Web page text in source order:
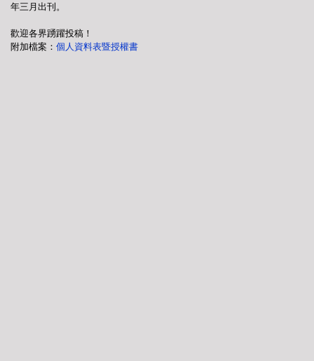
年三月出刊。
歡迎各界踴躍投稿！
附加檔案： 個人資料表暨授權書